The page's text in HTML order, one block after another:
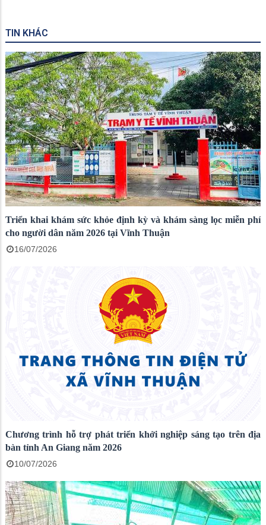
TIN KHÁC
Triển khai khám sức khỏe định kỳ và khám sàng lọc miễn phí
cho người dân năm 2026 tại Vĩnh Thuận
16/07/2026
Chương trình hỗ trợ phát triển khởi nghiệp sáng tạo trên địa
bàn tỉnh An Giang năm 2026
10/07/2026